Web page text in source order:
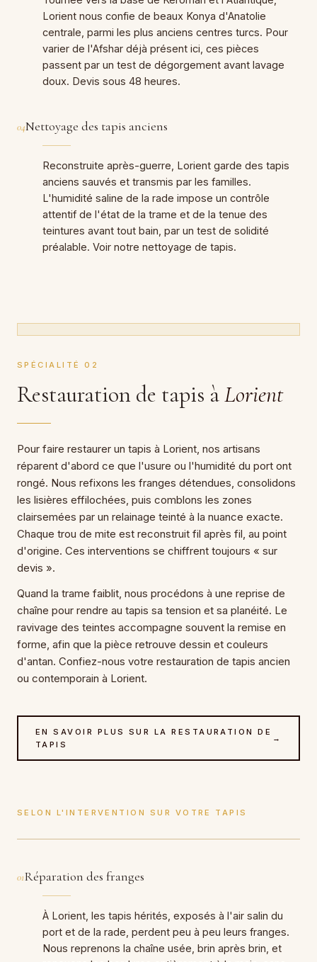
Lorient nous confie de beaux Konya d'Anatolie
centrale, parmi les plus anciens centres turcs. Pour
varier de l'Afshar déjà présent ici, ces pièces
passent par un test de dégorgement avant lavage
doux. Devis sous 48 heures.
04Nettoyage des tapis anciens
Reconstruite après-guerre, Lorient garde des tapis
anciens sauvés et transmis par les familles.
L'humidité saline de la rade impose un contrôle
attentif de l'état de la trame et de la tenue des
teintures avant tout bain, par un test de solidité
préalable. Voir notre nettoyage de tapis.
SPÉCIALITÉ 02
Restauration de tapis àLorient
Pour faire restaurer un tapis à Lorient, nos artisans
réparent d'abord ce que l'usure ou l'humidité du port ont
rongé. Nous refixons les franges détendues, consolidons
les lisières effilochées, puis comblons les zones
clairsemées par un relainage teinté à la nuance exacte.
Chaque trou de mite est reconstruit fil après fil, au point
d'origine. Ces interventions se chiffrent toujours « sur
devis ».
Quand la trame faiblit, nous procédons à une reprise de
chaîne pour rendre au tapis sa tension et sa planéité. Le
ravivage des teintes accompagne souvent la remise en
forme, afin que la pièce retrouve dessin et couleurs
d'antan. Confiez-nous votre restauration de tapis ancien
ou contemporain à Lorient.
EN SAVOIR PLUS SUR LA RESTAURATION DE
TAPIS
→
SELON L'INTERVENTION SUR VOTRE TAPIS
01Réparation des franges
À Lorient, les tapis hérités, exposés à l'air salin du
port et de la rade, perdent peu à peu leurs franges.
Nous reprenons la chaîne usée, brin après brin, et